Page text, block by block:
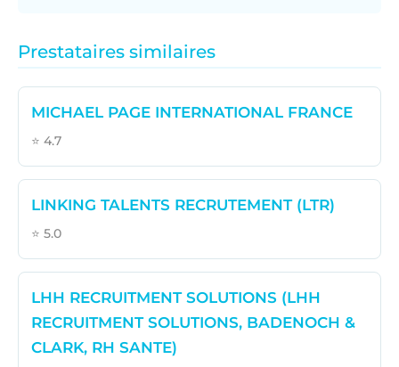
Prestataires similaires
MICHAEL PAGE INTERNATIONAL FRANCE
⭐ 4.7
LINKING TALENTS RECRUTEMENT (LTR)
⭐ 5.0
LHH RECRUITMENT SOLUTIONS (LHH
RECRUITMENT SOLUTIONS, BADENOCH &
CLARK, RH SANTE)